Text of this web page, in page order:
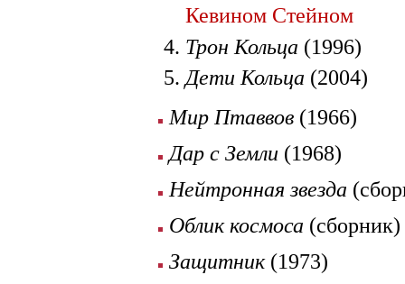
Кевином Стейном
Трон Кольца (1996)
Дети Кольца (2004)
Мир Птаввов (1966)
Дар с Земли (1968)
Нейтронная звезда
Облик космоса
Защитник(1973)